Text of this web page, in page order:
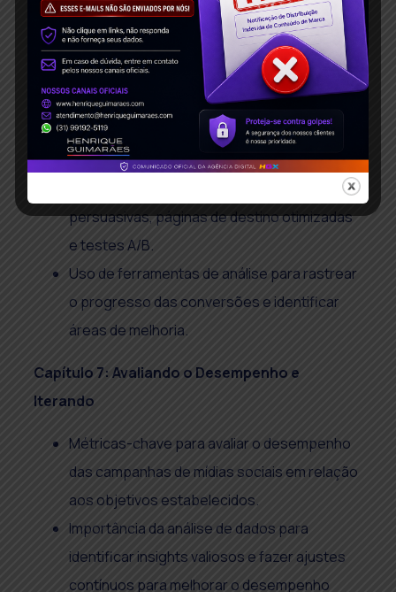
de conteúdo e na interação com os
seguidores para construir relacionamentos
duradouros.
Capítulo 6: Otimizando para Conversões
Estratégias de otimização de conversões,
incluindo chamadas à ação (CTAs) claras e
persuasivas, páginas de destino otimizadas
e testes A/B.
Uso de ferramentas de análise para rastrear
o progresso das conversões e identificar
áreas de melhoria.
Capítulo 7: Avaliando o Desempenho e
Iterando
Métricas-chave para avaliar o desempenho
das campanhas de mídias sociais em relação
aos objetivos estabelecidos.
Importância da análise de dados para
identificar insights valiosos e fazer ajustes
contínuos para melhorar o desempenho